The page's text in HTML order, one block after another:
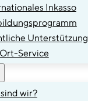
Inkasso
Unterstützung
Service
wir?